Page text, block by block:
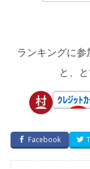
ランキングに
と、
Facebook